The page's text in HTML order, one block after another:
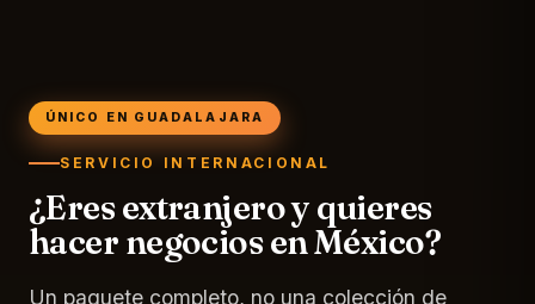
ÚNICO EN GUADALAJARA
SERVICIO INTERNACIONAL
¿Eres extranjero y quieres
hacer negocios en México?
Un paquete completo, no una colección de